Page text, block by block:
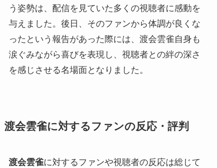
う姿勢は、配信を見ていた多くの視聴者に感動を
与えました。後日、そのファンから体調が良くな
ったという報告があった際には、渡会雲雀自身も
涙ぐみながら喜びを表現し、視聴者との絆の深さ
を感じさせる名場面となりました。
渡会雲雀に対するファンの反応・評判
渡会雲雀に対するファンや視聴者の反応は総じて